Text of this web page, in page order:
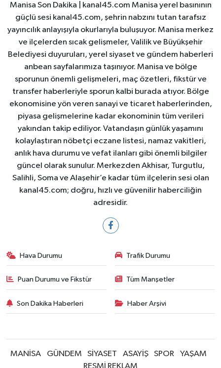
Manisa Son Dakika | kanal45.com Manisa yerel basınının
güçlü sesi kanal45.com, şehrin nabzını tutan tarafsız
yayıncılık anlayışıyla okurlarıyla buluşuyor. Manisa merkez
ve ilçelerden sıcak gelişmeler, Valilik ve Büyükşehir
Belediyesi duyuruları, yerel siyaset ve gündem haberleri
anbean sayfalarımıza taşınıyor. Manisa ve bölge
sporunun önemli gelişmeleri, maç özetleri, fikstür ve
transfer haberleriyle sporun kalbi burada atıyor. Bölge
ekonomisine yön veren sanayi ve ticaret haberlerinden,
piyasa gelişmelerine kadar ekonominin tüm verileri
yakından takip ediliyor. Vatandaşın günlük yaşamını
kolaylaştıran nöbetçi eczane listesi, namaz vakitleri,
anlık hava durumu ve vefat ilanları gibi önemli bilgiler
güncel olarak sunulur. Merkezden Akhisar, Turgutlu,
Salihli, Soma ve Alaşehir’e kadar tüm ilçelerin sesi olan
kanal45.com; doğru, hızlı ve güvenilir haberciliğin
adresidir.
Hava Durumu Trafik Durumu
Puan Durumu ve Fikstür Tüm Manşetler
Son Dakika Haberleri Haber Arşivi
MANİSA GÜNDEM SİYASET ASAYİŞ SPOR
YAŞAM
RESMİ REKLAM